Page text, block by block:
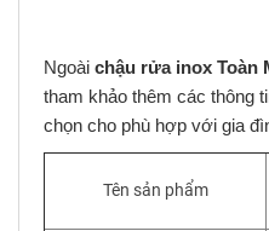
Ngoài chậu rửa inox Toàn
tham khảo thêm các thông
chọn cho phù hợp với gia
Tên sản phẩm